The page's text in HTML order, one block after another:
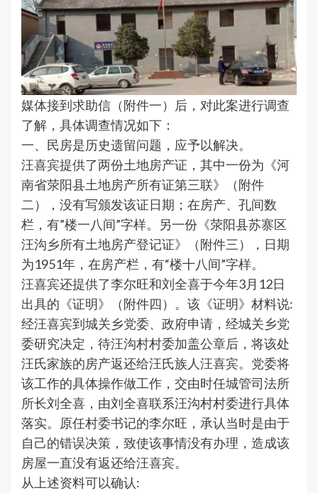
媒体接到求助信（附件一）后，对此案进行调查
了解，具体调查情况如下：
一、民房是历史遗留问题，应予以解决。
汪喜宾提供了两份土地房产证，其中一份为《河
南省荥阳县土地房产所有证第三联》（附件
二），没有写颁发该证日期；在房产、孔间数
栏，有”楼一八间”字样。另一份《荥阳县苏寨区
汪沟乡所有土地房产登记证》（附件三），日期
为1951年，在房产栏，有“楼十八间”字样。
汪喜宾还提供了李尔旺和刘全喜于今年3月12日
出具的《证明》（附件四）。该《证明》材料说:
经汪喜宾到城关乡党委、政府申请，经城关乡党
委研究决定，待汪沟村村委加盖公章后，将该处
汪氏家族的房产返还给汪氏族人汪喜宾。党委将
该工作的具体操作做工作，交由时任城管司法所
所长刘全喜，由刘全喜联系汪沟村村委进行具体
落实。原任村委书记的李尔旺，承认当时是由于
自己的错误决策，致使该事情没有办理，造成该
房屋一直没有返还给汪喜宾。
从上述资料可以确认: